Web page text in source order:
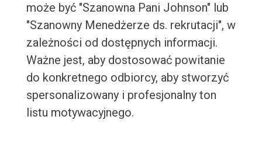
może być "Szanowna Pani Johnson" lub
"Szanowny Menedżerze ds. rekrutacji", w
zależności od dostępnych informacji.
Ważne jest, aby dostosować powitanie
do konkretnego odbiorcy, aby stworzyć
spersonalizowany i profesjonalny ton
listu motywacyjnego.